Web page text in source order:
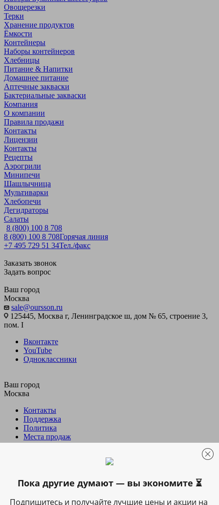
Овощерезки
Терки
Хранение продуктов
Ёмкости
Контейнеры
Наборы контейнеров
Хлебницы
Питание & Напитки
Домашнее питание
Аптечные закваски
Бактериальные закваски
Компания
О компании
Правила продажи
Контакты
Лицензии
Контакты
Рецепты
Аэрогрили
Минипечи
Шашлычница
Мультиварки
Хлебопечи
Дегидраторы
Салаты
8 (800) 100 8 708
8 (800) 100 8 708Горячая линия
+7 495 729 51 34Тел./факс
Заказать звонок
Задать вопрос
Ваш город
Москва
sale@oursson.ru
125445, Москва г, Ленинградское ш, дом № 65, строение 3,
пом. I
Вконтакте
YouTube
Одноклассники
Ваш город
Москва
Контакты
Поддержка
Политика
Места продаж
...
8 (800) 100 8 708
8 (800) 100 8 708Горячая линия
+7 495 729 51 34
Пока другие думают — вы экономите ⏳
Подпишитесь и получайте лучшие цены и акции на